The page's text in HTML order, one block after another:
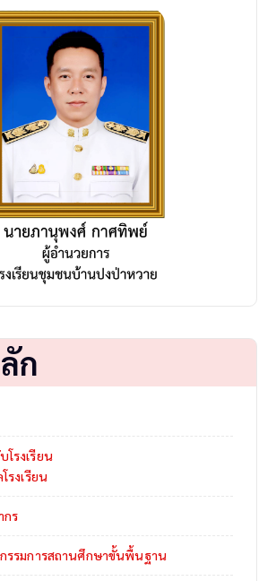
ก
โรงเรียน
รงเรียน
กร
รรมการสถานศึกษาขั้นพื้นฐาน